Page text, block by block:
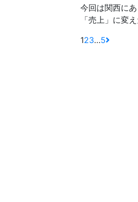
今回は関西に
「売上」に変
123…5